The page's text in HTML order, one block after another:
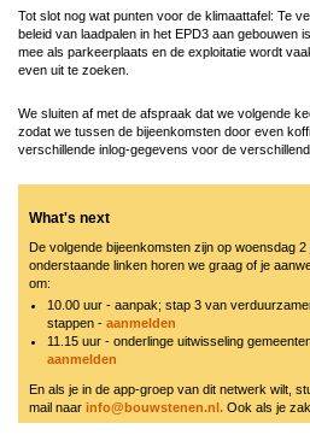
Tot slot nog wat punten voor de klimaattafel: Te
beleid van laadpalen in het EPD3 aan gebouwen
mee als parkeerplaats en de exploitatie wordt
even uit te zoeken.
We sluiten af met de afspraak dat we volgende
zodat we tussen de bijeenkomsten door even
verschillende inlog-gegevens voor de
What's next
De volgende bijeenkomsten zijn op woensdag 2
onderstaande linken horen we graag of je
om:
10.00 uur - aanpak; stap 3 van
stappen - aanmelden
11.15 uur - onderlinge uitwisseling
aanmelden
En als je in de app-groep van dit netwerk wilt,
mail naar info@bouwstenen.nl. Ook als je